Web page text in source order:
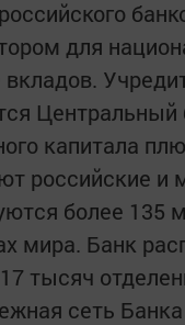
для
капитала
российские и
более 135
мира. Банк
тысяч
сеть